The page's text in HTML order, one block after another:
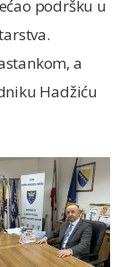
podršku u
a
Hadžiću